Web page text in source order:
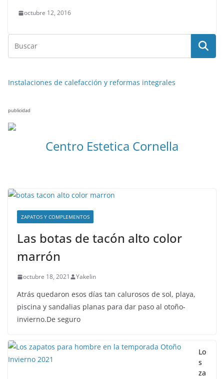
octubre 12, 2016
Instalaciones de calefacción y reformas integrales
publicidad
Centro Estetica Cornella
ZAPATOS Y COMPLEMENTOS
Las botas de tacón alto color
marrón
octubre 18, 2021 Yakelin
Atrás quedaron esos días tan calurosos de sol, playa,
piscina y sandalias planas para dar paso al otoño-
invierno.De seguro
Lo
s
za